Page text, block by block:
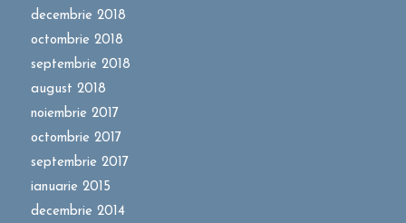
decembrie 2018
octombrie 2018
septembrie 2018
august 2018
noiembrie 2017
octombrie 2017
septembrie 2017
ianuarie 2015
decembrie 2014